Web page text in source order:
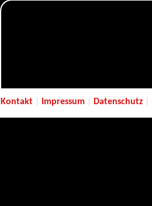
Kontakt Impressum Datenschutz